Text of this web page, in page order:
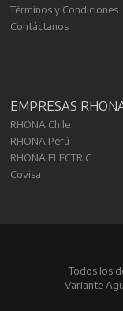
Términos y Condiciones
Contáctanos
EMPRESAS
RHONA Chile
RHONA Perú
RHONA ELECTRIC
Covisa
Todos los
Variante